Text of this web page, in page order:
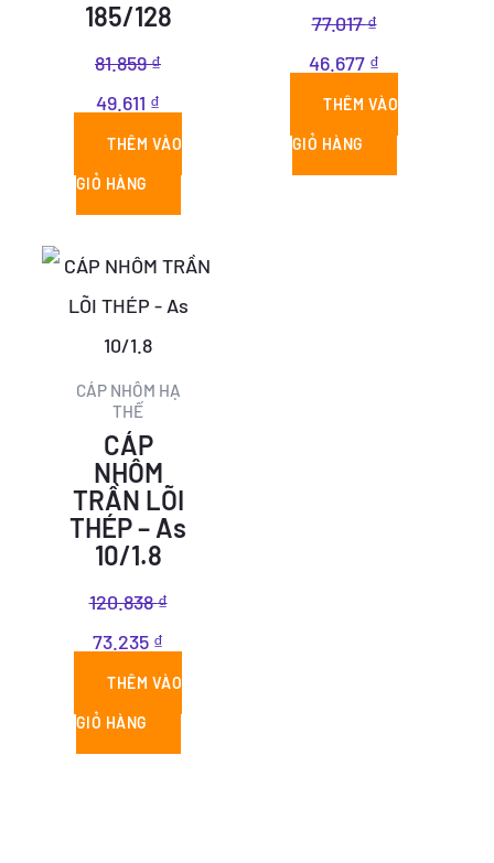
185/128
81.859₫
49.611 ₫
THÊM VÀO
GIỎ HÀNG
77.017₫
46.677 ₫
THÊM VÀO
GIỎ HÀNG
CÁP NHÔM HẠ
THẾ
CÁP
NHÔM
TRẦN LÕI
THÉP – As
10/1.8
120.838₫
Giá
gốc
là:
120.838 ₫.
73.235 ₫
Giá
hiện
là:
THÊM VÀO
GIỎ HÀNG